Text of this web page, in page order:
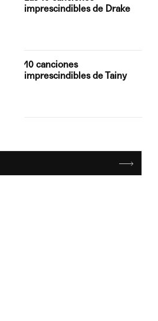
imprescindibles de Drake
10 canciones
imprescindibles de Tainy